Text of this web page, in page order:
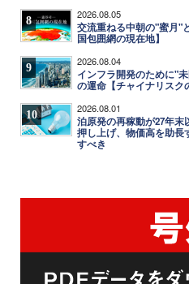
8 2026.08.05
交流重ねる中朝の"蜜月"
国包囲網の現在地】
9 2026.08.04
インフラ開発のために"
の運命【チャイナリスク
10 2026.08.01
泊原発の再稼動が27年
押し上げ、物価高を助長
すべき